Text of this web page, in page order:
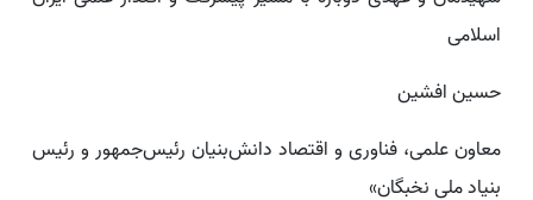
اسلامی
حسین افشین
معاون علمی، فناوری و اقتصاد دانش‌بنیان رئیس‌جمهور و رئیس
بنیاد ملی نخبگان»